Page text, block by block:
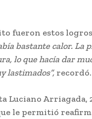
estos logros,
bastante calor. La
lo que hacía dar
lastimados”, recordó.
Arriagada,
le permitió